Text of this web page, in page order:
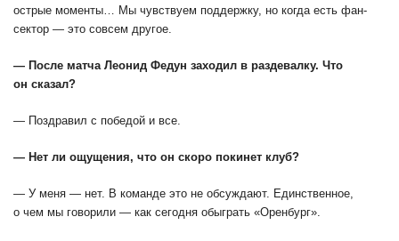
острые моменты… Мы чувствуем поддержку, но когда есть фан-
сектор — это совсем другое.
— После матча Леонид Федун заходил в раздевалку. Что
он сказал?
— Поздравил с победой и все.
— Нет ли ощущения, что он скоро покинет клуб?
— У меня — нет. В команде это не обсуждают. Единственное,
о чем мы говорили — как сегодня обыграть «Оренбург».